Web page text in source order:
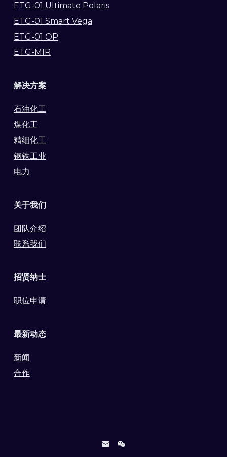
ETG-01 Ultimate Polaris
ETG-01 Smart Vega
ETG-01 OP
ETG-MIR
解决方案
石油化工
煤化工
精细化工
钢铁工业
电力
关于我们
团队介绍
联系我们
招贤纳士
职位申请
最新动态
新闻
合作